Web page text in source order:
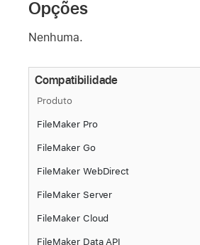
Opções
Nenhuma.
Compatibilidade
Produto
FileMaker Pro
FileMaker Go
FileMaker WebDirect
FileMaker Server
FileMaker Cloud
FileMaker Data API